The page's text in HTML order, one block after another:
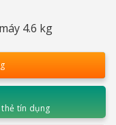
4.6 kg
tín dụng